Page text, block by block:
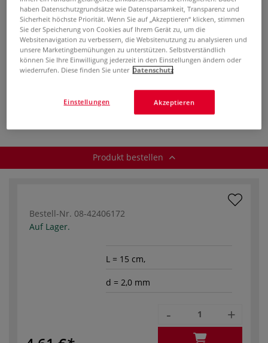
mm, 5,0 mm und 6,0 mm.
Mehr
ab4,61 €
inklusive 20% bzw. 10% MwSt,
ggf. zuzüglich
Produkt bestellen
Produkt bestellen
Bestell-Nr. 08-42406172
Auf Lager.
L = 15 cm,
d = 2,0 mm
- +
haben Datenschutzgrundsätze wie Datensparsamkeit, Transparenz und
Sicherheit höchste Priorität. Wenn Sie auf „Akzeptieren“ klicken, stimmen
Sie der Speicherung von Cookies auf Ihrem Gerät zu, um die
Websitenavigation zu verbessern, die Websitenutzung zu analysieren und
unsere Marketingbemühungen zu unterstützen. Selbstverständlich
können Sie Ihre Einwilligung jederzeit in den Einstellungen ändern oder
wiederrufen. Diese finden Sie unter Datenschutz
Akzeptieren
Einstellungen